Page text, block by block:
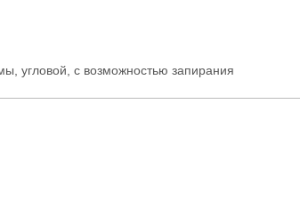
угловой, с возможностью запирания